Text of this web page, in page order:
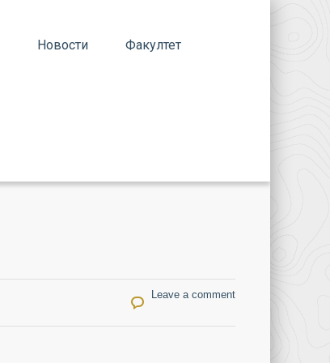
Новости Факултет
Leave a comment